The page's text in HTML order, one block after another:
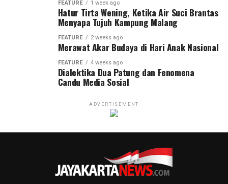
FEATURE 1 week ago
Hatur Tirta Wening, Ketika Air Suci Brantas
Menyapa Tujuh Kampung Malang
FEATURE 2 weeks ago
Merawat Akar Budaya di Hari Anak Nasional
FEATURE 4 weeks ago
Dialektika Dua Patung dan Fenomena
Candu Media Sosial
ADVERTISEMENT